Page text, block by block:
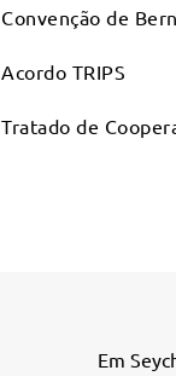
Convenção de
Acordo TRIPS
Tratado de
Em